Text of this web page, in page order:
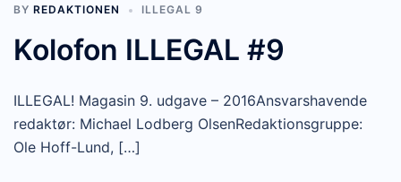
BY REDAKTIONEN ILLEGAL 9
Kolofon ILLEGAL #9
ILLEGAL! Magasin 9. udgave – 2016Ansvarshavende
redaktør: Michael Lodberg OlsenRedaktionsgruppe:
Ole Hoff-Lund, […]